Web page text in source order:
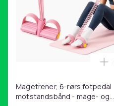
Magetrener, 6-rørs fotpedal
motstandsbånd - mage- og